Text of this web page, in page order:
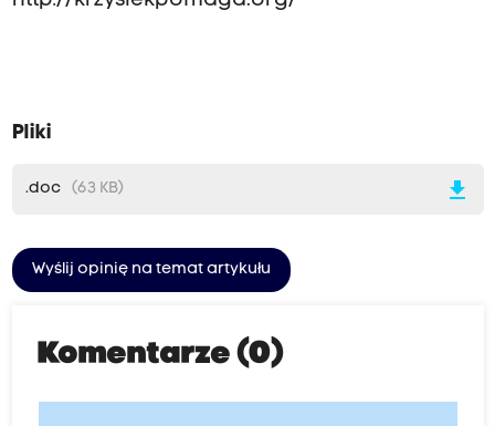
Pliki
download
.doc (63 KB)
Wyślij opinię na temat artykułu
Komentarze (0)